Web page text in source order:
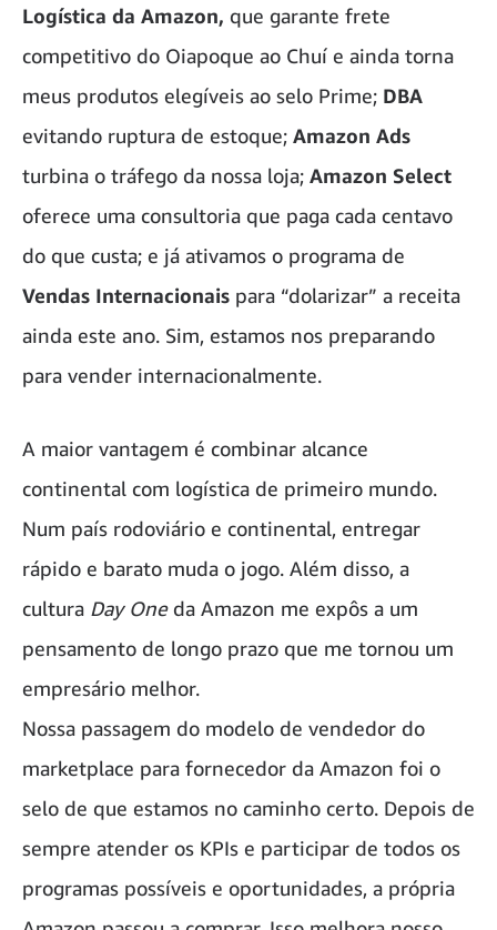
Logística da Amazon, que garante frete
competitivo do Oiapoque ao Chuí e ainda torna
meus produtos elegíveis ao selo Prime; DBA
evitando ruptura de estoque; Amazon Ads
turbina o tráfego da nossa loja; Amazon Select
oferece uma consultoria que paga cada centavo
do que custa; e já ativamos o programa de
Vendas Internacionais para “dolarizar” a receita
ainda este ano. Sim, estamos nos preparando
para vender internacionalmente.
A maior vantagem é combinar alcance
continental com logística de primeiro mundo.
Num país rodoviário e continental, entregar
rápido e barato muda o jogo. Além disso, a
cultura Day Oneda Amazon me expôs a um
pensamento de longo prazo que me tornou um
empresário melhor.
Nossa passagem do modelo de vendedor do
marketplace para fornecedor da Amazon foi o
selo de que estamos no caminho certo. Depois de
sempre atender os KPIs e participar de todos os
programas possíveis e oportunidades, a própria